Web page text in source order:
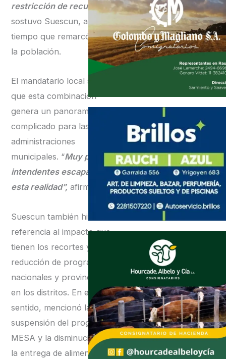
restricción de recursos”
,
sostuvo Suescun, al
tiempo que remarcó que
la población.
El mandatario local señaló
que esta combinación
genera un panorama
complicado para las
administraciones
municipales. “Muy pocos
intendentes escapan de
esta realidad”, afirmó.
Suescun también hizo
referencia al impacto que
tienen los recortes y la
reducción de programas
nacionales y provinciales
en los distritos. En ese
sentido, mencionó la
suspensión del programa
MESA y la disminución en
la entrega de alimentos.